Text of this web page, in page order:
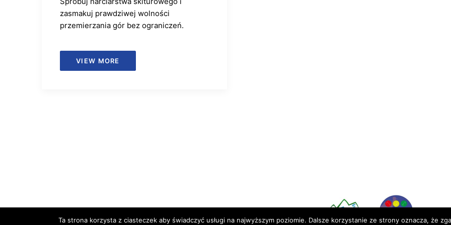
zasmakuj prawdziwej wolności
przemierzania gór bez ograniczeń.
VIEW MORE
Ta strona korzysta z ciasteczek aby świadczyć usługi na najwyższym poziomie. Dalsze korzystanie ze strony oznacza, że